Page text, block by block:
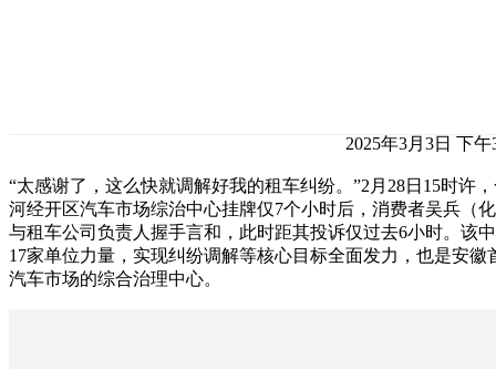
2025年3月3日 下午
“太感谢了，这么快就调解好我的租车纠纷。”2月28日15时许
河经开区汽车市场综治中心挂牌仅7个小时后，消费者吴兵（
与租车公司负责人握手言和，此时距其投诉仅过去6小时。该
17家单位力量，实现纠纷调解等核心目标全面发力，也是安徽
汽车市场的综合治理中心。